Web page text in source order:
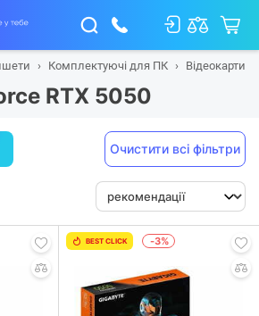
Комплектуючі для ПК Відеокарти
RTX 5050
Очистити всі фільтри
BEST CLICK -3%